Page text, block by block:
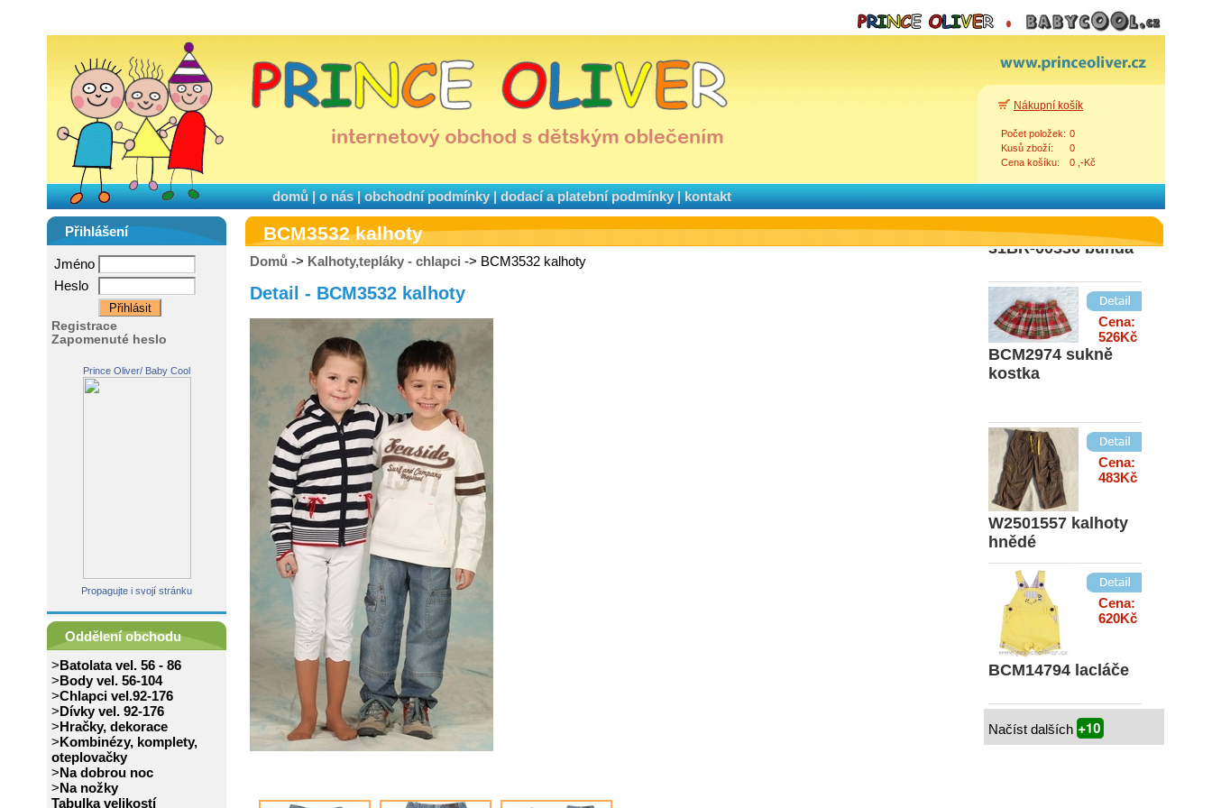
domů|o nás|obchodní podmínky|dodací a platební podmínky|kontakt
Nákupní košík
Počet položek: 0
Kusů zboží:
0
Cena košíku:
0 ,-Kč
Přihlášení
Jméno
Heslo
Registrace
Zapomenuté heslo
Prince Oliver/ Baby Cool
Propagujte i svojí stránku
Oddělení obchodu
>Batolata vel. 56 - 86
>Body vel. 56-104
>Chlapci vel.92-176
>Dívky vel. 92-176
>Hračky, dekorace
>Kombinézy, komplety,
oteplovačky
>Na dobrou noc
>Na nožky
Tabulka velikostí
BCM3532 kalhoty
Domů -> Kalhoty,tepláky - chlapci -> BCM3532 kalhoty
Detail - BCM3532 kalhoty
DUP2955126 šaty
hnědé
Cena:
419Kč
31BR-00336 bunda
Cena:
311Kč
BCM2974 sukně
kostka
Cena:
526Kč
W2501557 kalhoty
hnědé
Cena:
483Kč
BCM14794 lacláče
Cena:
620Kč
Načíst dalších